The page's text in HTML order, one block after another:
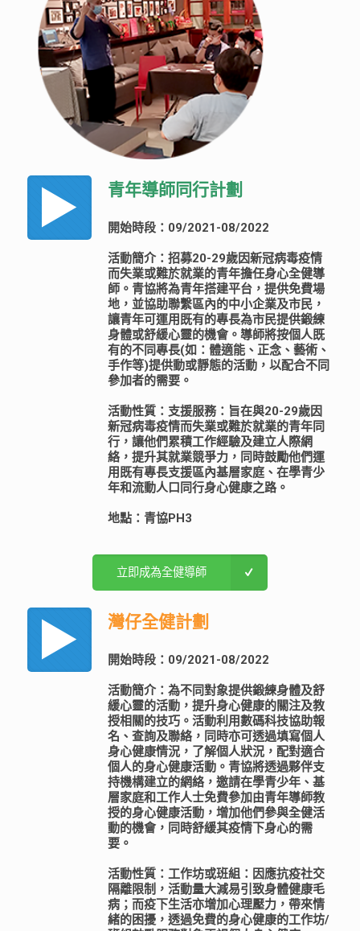
青年導師同行計劃
開始時段：09/2021-08/2022
活動簡介：招募20-29歲因新冠病毒疫情
而失業或難於就業的青年擔任身心全健導
師。青協將為青年搭建平台，提供免費場
地，並協助聯繫區內的中小企業及市民，
讓青年可運用既有的專長為市民提供鍛練
身體或舒緩心靈的機會。導師將按個人既
有的不同專長(如：體適能、正念、藝術、
手作等)提供動或靜態的活動，以配合不同
參加者的需要。
活動性質：支援服務：旨在與20-29歲因
新冠病毒疫情而失業或難於就業的青年同
行，讓他們累積工作經驗及建立人際網
絡，提升其就業競爭力，同時鼓勵他們運
用既有專長支援區內基層家庭、在學青少
年和流動人口同行身心健康之路。
地點：青協PH3
立即成為全健導師
灣仔全健計劃
開始時段：09/2021-08/2022
活動簡介：為不同對象提供鍛練身體及舒
緩心靈的活動，提升身心健康的關注及教
授相關的技巧。活動利用數碼科技協助報
名、查詢及聯絡，同時亦可透過填寫個人
身心健康情況，了解個人狀況，配對適合
個人的身心健康活動。青協將透過夥伴支
持機構建立的網絡，邀請在學青少年、基
層家庭和工作人士免費參加由青年導師教
授的身心健康活動，增加他們參與全健活
動的機會，同時舒緩其疫情下身心的需
要。
活動性質：工作坊或班組：因應抗疫社交
隔離限制，活動量大減易引致身體健康毛
病；而疫下生活亦增加心理壓力，帶來情
緒的困擾，透過免費的身心健康的工作坊/